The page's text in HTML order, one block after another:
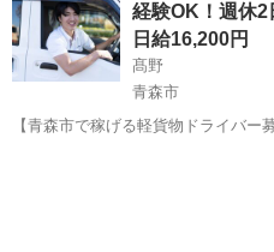
★初心者教育充実★で安心スタ...
経験OK！週休
日給16,200円
髙野
青森市
【青森市で稼げる軽貨物ドライバー